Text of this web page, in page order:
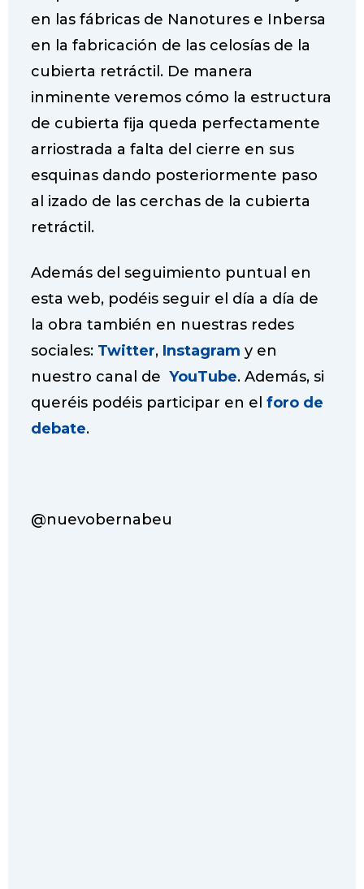
en las fábricas de Nanotures e Inbersa
en la fabricación de las celosías de la
cubierta retráctil. De manera
inminente veremos cómo la estructura
de cubierta fija queda perfectamente
arriostrada a falta del cierre en sus
esquinas dando posteriormente paso
al izado de las cerchas de la cubierta
retráctil.
Además del seguimiento puntual en
esta web, podéis seguir el día a día de
la obra también en nuestras redes
sociales: Twitter, Instagram y en
nuestro canal de YouTube. Además, si
queréis podéis participar en el foro de
debate.
@nuevobernabeu